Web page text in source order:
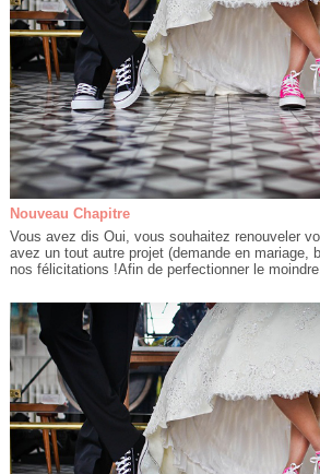
Nouveau Chapitre
Vous avez dis Oui, vous souhaitez renouveler
avez un tout autre projet (demande en mariage,
nos félicitations !Afin de perfectionner le